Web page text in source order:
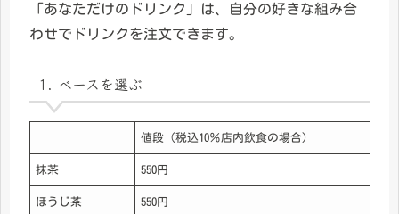
「あなただけのドリンク」は、自分の好きな組み合
わせでドリンクを注文できます。
1. ベースを選ぶ
値段（税込10％店内飲食の場合）
抹茶 550円
ほうじ茶 550円